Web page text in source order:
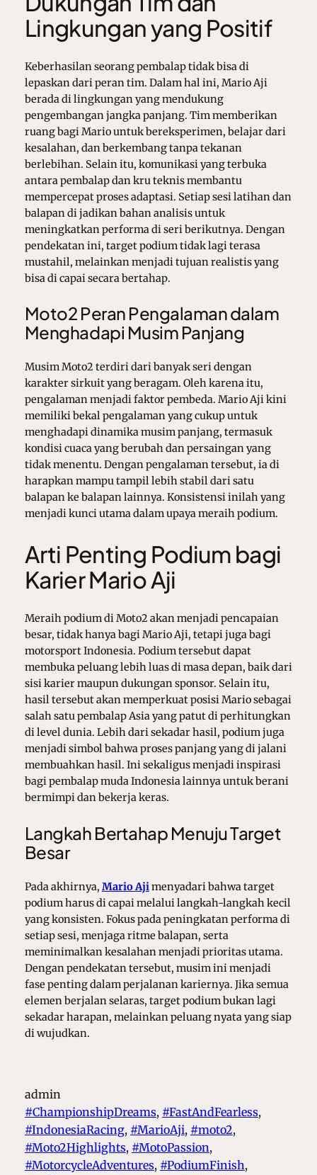
Lingkungan yang Positif
Keberhasilan seorang pembalap tidak bisa di
lepaskan dari peran tim. Dalam hal ini, Mario Aji
berada di lingkungan yang mendukung
pengembangan jangka panjang. Tim memberikan
ruang bagi Mario untuk bereksperimen, belajar dari
kesalahan, dan berkembang tanpa tekanan
berlebihan. Selain itu, komunikasi yang terbuka
antara pembalap dan kru teknis membantu
mempercepat proses adaptasi. Setiap sesi latihan dan
balapan di jadikan bahan analisis untuk
meningkatkan performa di seri berikutnya. Dengan
pendekatan ini, target podium tidak lagi terasa
mustahil, melainkan menjadi tujuan realistis yang
bisa di capai secara bertahap.
Moto2 Peran Pengalaman dalam
Menghadapi Musim Panjang
Musim Moto2 terdiri dari banyak seri dengan
karakter sirkuit yang beragam. Oleh karena itu,
pengalaman menjadi faktor pembeda. Mario Aji kini
memiliki bekal pengalaman yang cukup untuk
menghadapi dinamika musim panjang, termasuk
kondisi cuaca yang berubah dan persaingan yang
tidak menentu. Dengan pengalaman tersebut, ia di
harapkan mampu tampil lebih stabil dari satu
balapan ke balapan lainnya. Konsistensi inilah yang
menjadi kunci utama dalam upaya meraih podium.
Arti Penting Podium bagi
Karier Mario Aji
Meraih podium di Moto2 akan menjadi pencapaian
besar, tidak hanya bagi Mario Aji, tetapi juga bagi
motorsport Indonesia. Podium tersebut dapat
membuka peluang lebih luas di masa depan, baik dari
sisi karier maupun dukungan sponsor. Selain itu,
hasil tersebut akan memperkuat posisi Mario sebagai
salah satu pembalap Asia yang patut di perhitungkan
di level dunia. Lebih dari sekadar hasil, podium juga
menjadi simbol bahwa proses panjang yang di jalani
membuahkan hasil. Ini sekaligus menjadi inspirasi
bagi pembalap muda Indonesia lainnya untuk berani
bermimpi dan bekerja keras.
Langkah Bertahap Menuju Target
Besar
Pada akhirnya, Mario Aji menyadari bahwa target
podium harus di capai melalui langkah-langkah kecil
yang konsisten. Fokus pada peningkatan performa di
setiap sesi, menjaga ritme balapan, serta
meminimalkan kesalahan menjadi prioritas utama.
Dengan pendekatan tersebut, musim ini menjadi
fase penting dalam perjalanan kariernya. Jika semua
elemen berjalan selaras, target podium bukan lagi
sekadar harapan, melainkan peluang nyata yang siap
di wujudkan.
admin
#ChampionshipDreams, #FastAndFearless ,
#IndonesiaRacing, #MarioAji, #moto2 ,
#Moto2Highlights, #MotoPassion ,
#MotorcycleAdventures, #PodiumFinish ,